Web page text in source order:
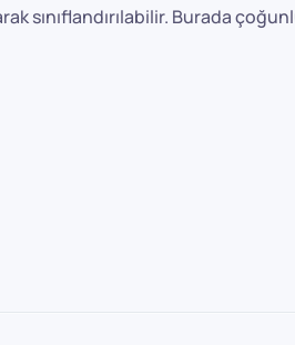
sınıflandırılabilir. Burada